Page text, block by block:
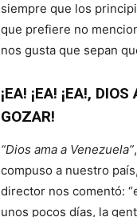
siempre que los
que prefiere no
nos gusta que sepan
¡EA! ¡EA! ¡EA!,
GOZAR!
“Dios ama a Venezuela”
compuso a nuestro
director nos comentó:
unos pocos días, la